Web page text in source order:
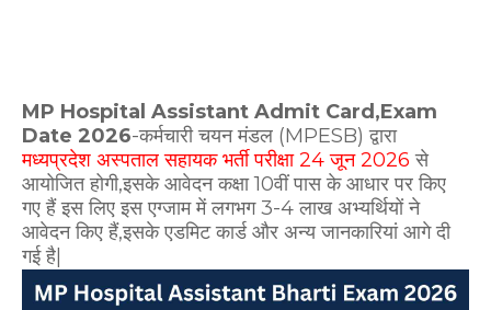
MP Hospital Assistant Admit Card,Exam
Date 2026-कर्मचारी चयन मंडल (MPESB) द्वारा
मध्यप्रदेश अस्पताल सहायक भर्ती परीक्षा 24 जून 2026से
आयोजित होगी,इसके आवेदन कक्षा 10वीं पास के आधार पर किए
गए हैं इस लिए इस एग्जाम में लगभग 3-4 लाख अभ्यर्थियों ने
आवेदन किए हैं,इसके एडमिट कार्ड और अन्य जानकारियां आगे दी
गई है|